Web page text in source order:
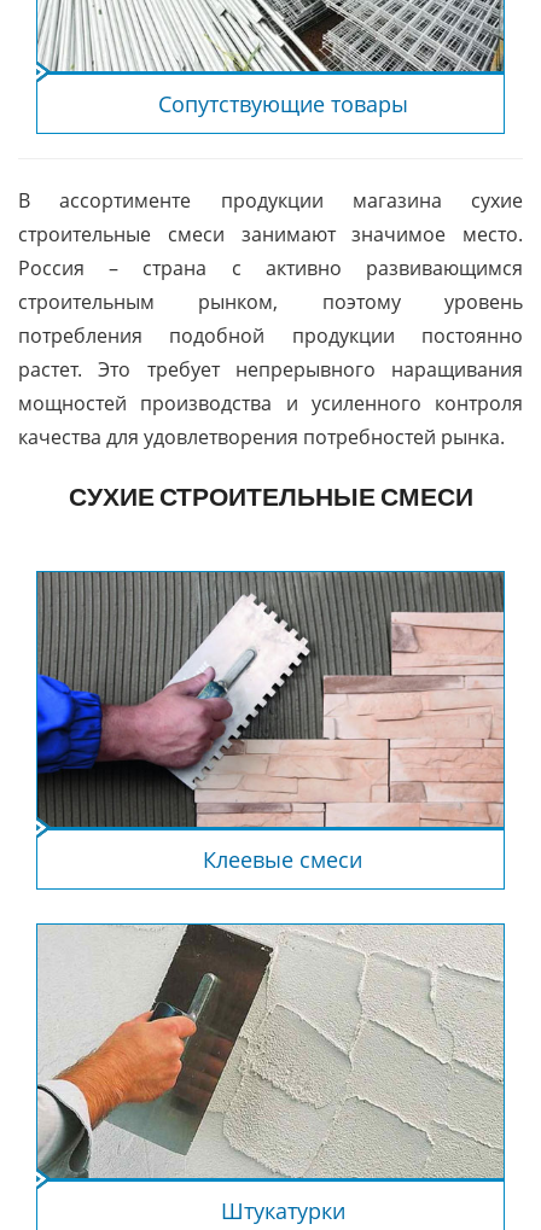
Сопутствующие товары
В ассортименте продукции магазина сухие
строительные смеси занимают значимое место.
Россия – страна с активно развивающимся
строительным рынком, поэтому уровень
потребления подобной продукции постоянно
растет. Это требует непрерывного наращивания
мощностей производства и усиленного контроля
качества для удовлетворения потребностей рынка.
СУХИЕ СТРОИТЕЛЬНЫЕ СМЕСИ
Клеевые смеси
Штукатурки